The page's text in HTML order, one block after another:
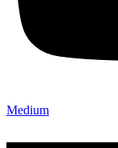
Medium